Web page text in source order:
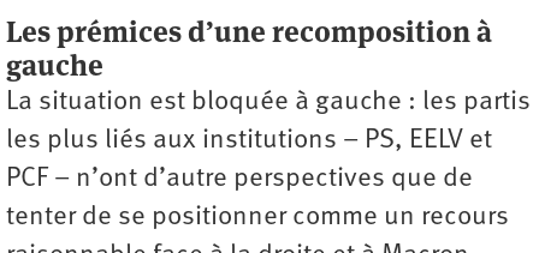
Les prémices d’une recomposition à
gauche
La situation est bloquée à gauche : les partis
les plus liés aux institutions – PS, EELV et
PCF – n’ont d’autre perspectives que de
tenter de se positionner comme un recours